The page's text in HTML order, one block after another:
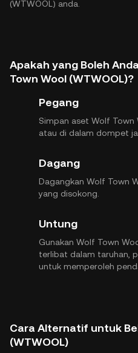
(WTWOOL) anda.
Apakah yang Boleh
Town Wool (WTWOOL)?
Pegang
Simpan aset Wolf Town
atau di dalam dompet
Dagang
Dagangkan Wolf Town
yang disokong.
Untung
Gunakan Wolf Town
terlibat dalam taruhan,
untuk memperoleh
Cara Alternatif untuk
(WTWOOL)